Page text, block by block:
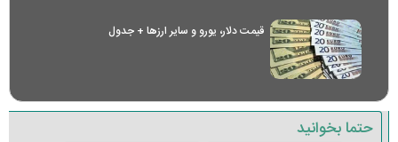
قیمت دلار، یورو و سایر ارز‌ها + جدول
حتما بخوانید